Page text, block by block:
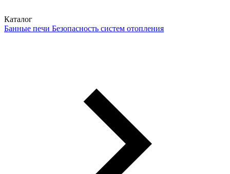
Каталог
Банные печи Безопасность систем отопления